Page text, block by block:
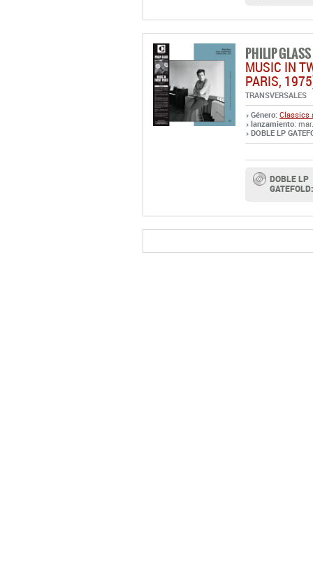
PHILIP GLASS
MUSIC IN
PARIS,
TRANSVERSALES
Género: Classics
lanzamiento:
DOBLE LP
DOBLE LP
GATEFOLD: